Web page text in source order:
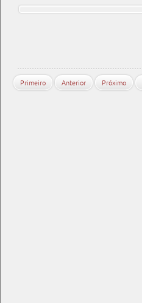
Primeiro Anterior Próximo